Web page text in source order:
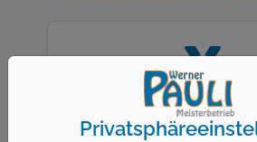
Anerkannter